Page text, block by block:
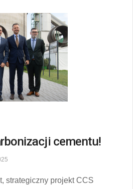
cementu!
strategiczny projekt CCS